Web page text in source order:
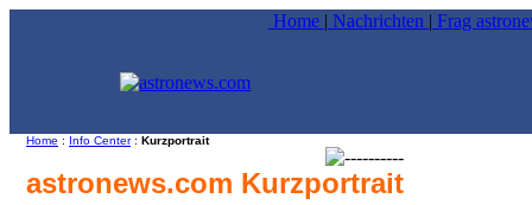
Home | Nachrichten | Frag
Home : Info Center: Kurzportrait
astronews.com Kurzportrait